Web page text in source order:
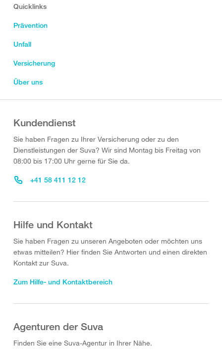
Quicklinks
Prävention
Unfall
Versicherung
Über uns
Kundendienst
Sie haben Fragen zu Ihrer Versicherung oder zu den
Dienstleistungen der Suva? Wir sind Montag bis Freitag von
08:00 bis 17:00 Uhr gerne für Sie da.
+41 58 411 12 12
Hilfe und Kontakt
Sie haben Fragen zu unseren Angeboten oder möchten uns
etwas mitteilen? Hier finden Sie Antworten und einen direkten
Kontakt zur Suva.
Zum Hilfe- und Kontaktbereich
Agenturen der Suva
Finden Sie eine Suva-Agentur in Ihrer Nähe.